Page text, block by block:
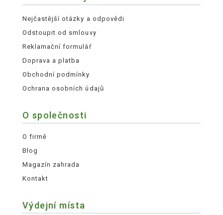
Nejčastější otázky a odpovědi
Odstoupit od smlouvy
Reklamační formulář
Doprava a platba
Obchodní podmínky
Ochrana osobních údajů
O společnosti
O firmě
Blog
Magazín zahrada
Kontakt
Výdejní místa